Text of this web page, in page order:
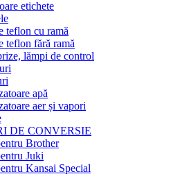
etichete
teflon cu ramă
teflon fără ramă
lămpi de control
apă
aer și vapori
DE CONVERSIE
Brother
Juki
Kansai Special